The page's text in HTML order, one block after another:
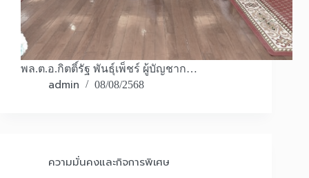
พล.ต.อ.กิตติ์รัฐ พันธุ์เพ็ชร์ ผู้บัญชาก…
admin 08/08/2568
ความมั่นคงและกิจการพิเศษ